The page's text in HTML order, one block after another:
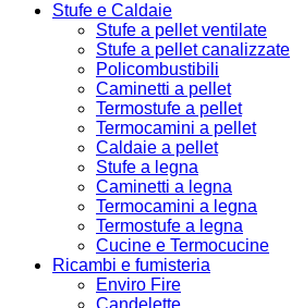
Stufe e Caldaie
Stufe a pellet ventilate
Stufe a pellet canalizzate
Policombustibili
Caminetti a pellet
Termostufe a pellet
Termocamini a pellet
Caldaie a pellet
Stufe a legna
Caminetti a legna
Termocamini a legna
Termostufe a legna
Cucine e Termocucine
Ricambi e fumisteria
Enviro Fire
Candelette